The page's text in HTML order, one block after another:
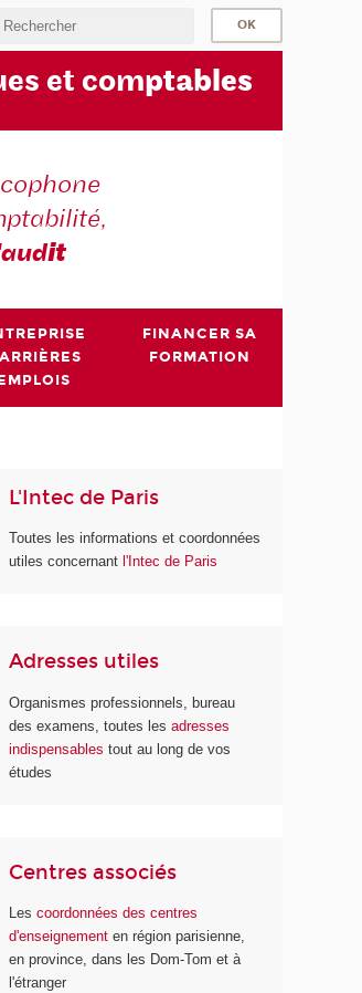
et comptables
it
FINANCER SA
FORMATION
L'Intec de Paris
Toutes les informations et coordonnées
utiles concernant l'Intec de Paris
Adresses utiles
Organismes professionnels, bureau
des examens, toutes lesadresses
indispensables tout au long de vos
études
Centres associés
Lescoordonnées des centres
d'enseignementen région parisienne,
en province, dans les Dom-Tom et à
l'étranger